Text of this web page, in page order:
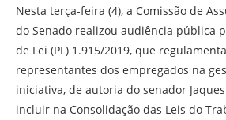
Nesta terça-feira (4), a Comissão de
do Senado realizou audiência pública
de Lei (PL) 1.915/2019, que
representantes dos empregados na
iniciativa, de autoria do senador Jaques
incluir na Consolidação das Leis do